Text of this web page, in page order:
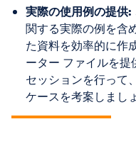
実際の使用例の提供:
関する実際の例を含
た資料を効率的に作
ーター ファイルを提
セッションを行って
ケースを考案しまし